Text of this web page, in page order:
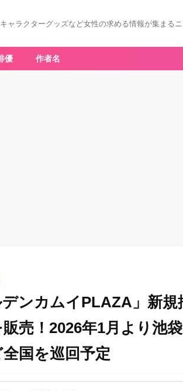
ャラクターグッズなど女性の求める情報が集まる
優 作者名
デンカムイPLAZA」新
売！2026年1月より池
国を巡回予定